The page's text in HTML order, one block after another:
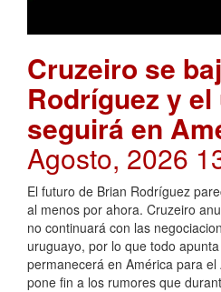
Cruzeiro se
Rodríguez y
seguirá en
Agosto, 2026
El futuro de Brian Rodríguez
al menos por ahora. Cruzeiro
no continuará con las
uruguayo, por lo que todo
permanecerá en América para
pone fin a los rumores que